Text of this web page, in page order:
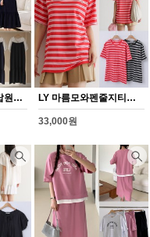
SM 소피셔츠배색탑원피스(Y368H608) LY 마름모와펜줄지티셔츠(Y352H608)
33,000원